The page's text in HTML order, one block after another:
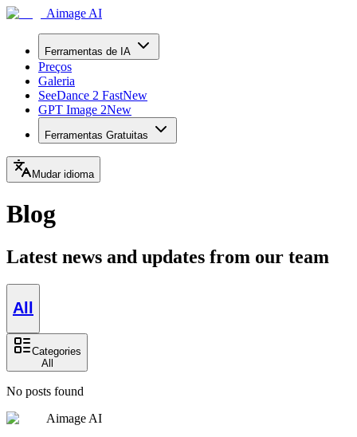
Aimage AI
Ferramentas de IA
Preços
Galeria
SeeDance 2 FastNew
GPT Image 2New
Ferramentas Gratuitas
Mudar idioma
Blog
Latest news and updates from our team
All
Categories
All
No posts found
Aimage AI